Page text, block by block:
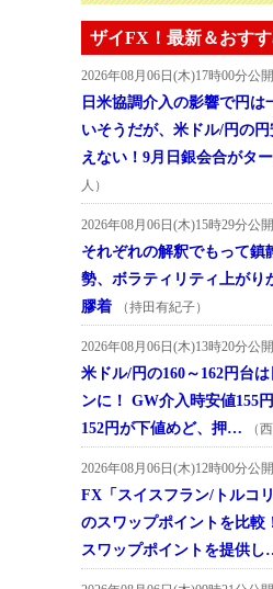
ザイFX！最新＆おす
2026年08月06日(木)17時00分公開
日米協調介入の影響で円は
いそうだが、米ドル/円の
えない！9月日銀会合がタ
人）
2026年08月06日(木)15時29分公開
それぞれの解釈でもって鎮
勢、ボラティリティ上がり
膠着
（持田有紀子）
2026年08月06日(木)13時20分公開
米ドル/円の160～162円台
ンに！ GW介入時安値155
152円が下値めど、押…
（
2026年08月06日(木)12時00分公開
FX「スイスフラン/トルコ
のスワップポイントを比較
スワップポイントを提供